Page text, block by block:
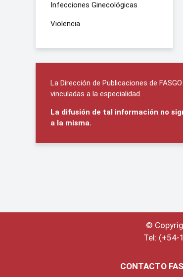
Infecciones Ginecológicas
Violencia
La Dirección de Publicaciones de
vinculadas a la especialidad.
La difusión de tal información no
a la misma.
©
Tel:
CONTACTO